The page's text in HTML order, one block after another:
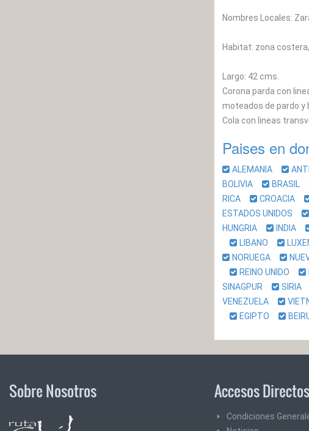
Nombres Locales:
Habitat: zona
Largo: 42 cms.
Corona parda con
moteados de pardo y
Cola con lineas
Paises en
ALEMANIA
BOLIVIA
BRASIL
RICA
CROACIA
ESTADOS UNIDOS
HUNGRIA
INDIA
LIBANO
NORUEGA
REINO UNIDO
SINAGPUR
SIRIA
VENEZUELA
EGIPTO
Sobre Nosotros Accesos Directos
Condiciones